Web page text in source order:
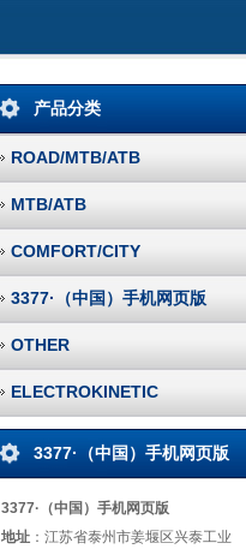
产品分类
ROAD/MTB/ATB
MTB/ATB
COMFORT/CITY
3377·（中国）手机网页版
OTHER
ELECTROKINETIC
3377·（中国）手机网页版
3377·（中国）手机网页版
地址：江苏省泰州市姜堰区兴泰工业